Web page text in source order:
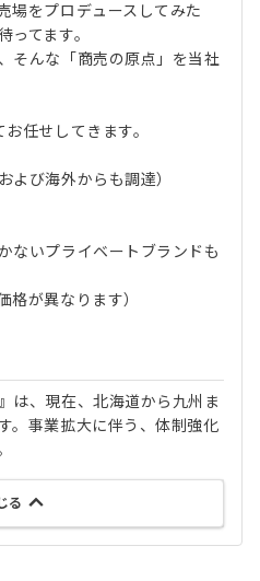
場をプロデュースしてみた
ってます。
そんな「商売の原点」を当社
任せしてきます。
よび海外からも調達）
ないプライベートブランドも
格が異なります）
は、現在、北海道から九州ま
。事業拡大に伴う、体制強化
る